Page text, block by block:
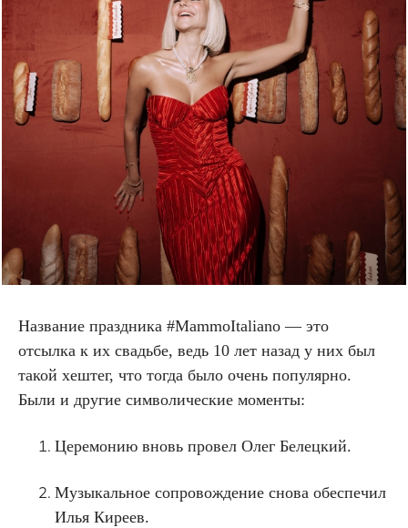
Название праздника #MammoItaliano — это
отсылка к их свадьбе, ведь 10 лет назад у них был
такой хештег, что тогда было очень популярно.
Были и другие символические моменты:
Церемонию вновь провел Олег Белецкий.
Музыкальное сопровождение снова обеспечил
Илья Киреев.